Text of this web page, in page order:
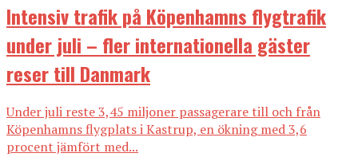
Intensiv trafik på Köpenhamns flygtrafik
under juli – fler internationella gäster
reser till Danmark
Under juli reste 3,45 miljoner passagerare till och från
Köpenhamns flygplats i Kastrup, en ökning med 3,6
procent jämfört med...